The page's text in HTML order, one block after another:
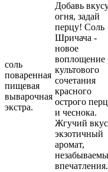
соль
поваренная
пищевая
выварочная
экстра.
Добавь
огня, задай
перцу! Соль
Шричача -
новое
воплощение
культового
сочетания
красного
острого
и чеснока.
Жгучий
экзотичный
аромат,
впечатления.